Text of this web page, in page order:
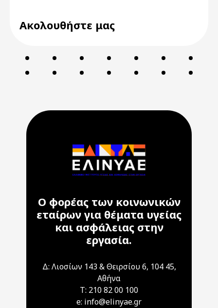
Ακολουθήστε μας
Ο φορέας των κοινωνικών
εταίρων για θέματα υγείας
και ασφάλειας στην
εργασία.
Δ: Λιοσίων 143 & Θειρσίου 6, 104 45,
Αθήνα
T: 210 82 00 100
e: info@elinyae.gr